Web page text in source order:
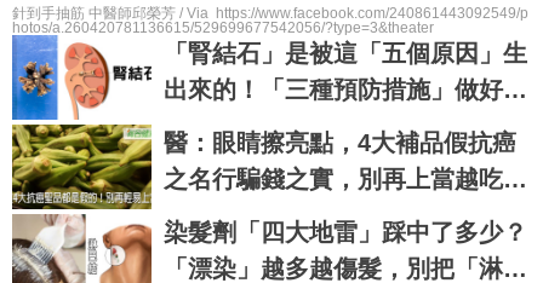
針到手抽筋 中醫師邱榮芳 / Via https://www.facebook.com/240861443092549/p
hotos/a.260420781136615/529699677542056/?type=3&theater
「腎結石」是被這「五個原因」生
出來的！「三種預防措施」做好，
終身不用「理腎結」！｜每日健康
Health
醫：眼睛擦亮點，4大補品假抗癌
之名行騙錢之實，別再上當越吃病
越重｜每日健康 Health
染髮劑「四大地雷」踩中了多少？
「漂染」越多越傷髮，別把「淋巴